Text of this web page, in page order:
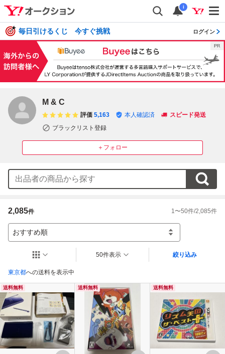
i
毎日引けるくじ 今すぐ挑戦 ログイン
M & C
＋フォロー
評価 5,163 本人確認済
スピード発送
ブラックリスト登録
2,085件 1 〜50件/2,085件
おすすめ順
東京都への送料を表示中
50件表示 絞り込み
送料無料 送料無料 送料無料